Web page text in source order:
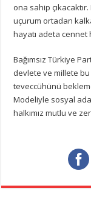
ona sahip
uçurum ortadan
hayatı adeta cennet
Bağımsız Türkiye
devlete ve millete
teveccühünü
Modeliyle sosyal
halkımız mutlu ve